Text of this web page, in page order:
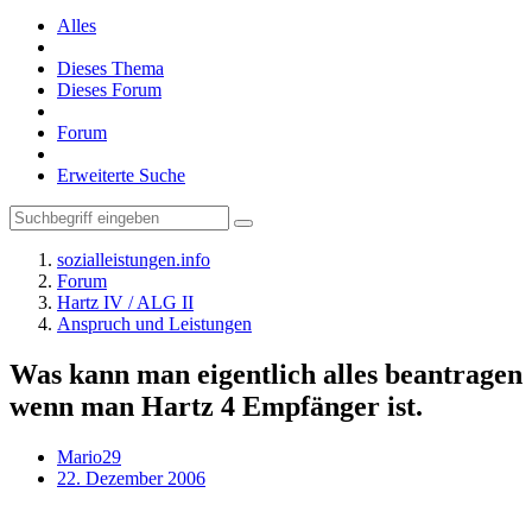
Alles
Dieses Thema
Dieses Forum
Forum
Erweiterte Suche
sozialleistungen.info
Forum
Hartz IV / ALG II
Anspruch und Leistungen
Was kann man eigentlich alles beantragen
wenn man Hartz 4 Empfänger ist.
Mario29
22. Dezember 2006